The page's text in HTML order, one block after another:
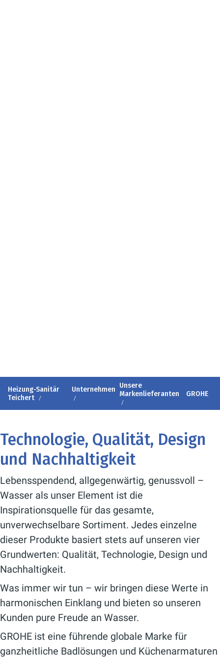
Heizung-Sanitär
Teichert
Unternehmen Unsere
Markenlieferanten
GROHE
Technologie, Qualität, Design
und Nachhaltigkeit
Lebensspendend, allgegenwärtig, genussvoll –
Wasser als unser Element ist die
Inspirationsquelle für das gesamte,
unverwechselbare Sortiment. Jedes einzelne
dieser Produkte basiert stets auf unseren vier
Grundwerten: Qualität, Technologie, Design und
Nachhaltigkeit.
Was immer wir tun – wir bringen diese Werte in
harmonischen Einklang und bieten so unseren
Kunden pure Freude an Wasser.
GROHE ist eine führende globale Marke für
ganzheitliche Badlösungen und Küchenarmaturen